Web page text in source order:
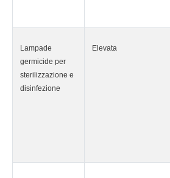
Lampade
germicide per
sterilizzazione e
disinfezione
Elevata